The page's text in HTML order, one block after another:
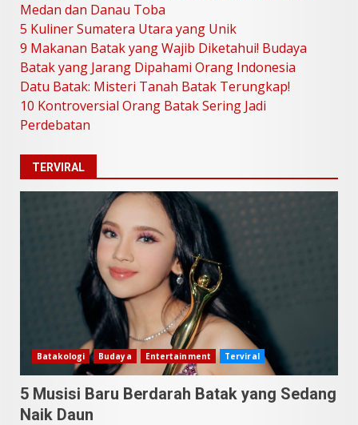
1
9 Tempat Istimewa Sumatera
Utara Bukan Cuma Medan dan
Danau Toba
Juli 31, 2026
Juli 13, 2026
9 Makanan Batak yang Wajib
Diketahui! Budaya Batak yang
Jarang Dipahami Orang
Indonesia
Juni 25, 2026
4
Datu Batak: Misteri Tanah
Batak Terungkap!
Juni 11, 2026
Medan dan Danau Toba
5 Kuliner Sumatera Utara yang Unik
9 Makanan Batak yang Wajib Diketahui! Budaya
Batak yang Jarang Dipahami Orang Indonesia
Datu Batak: Misteri Tanah Batak Terungkap!
10 Kontroversial Orang Batak Sering Jadi
Perdebatan
TERVIRAL
Batakologi Budaya Entertainment Terviral
5 Musisi Baru Berdarah Batak yang Sedang
Naik Daun